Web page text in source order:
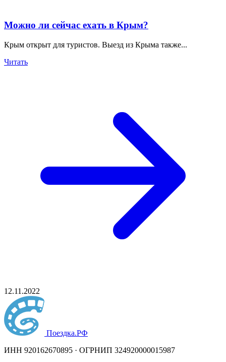
Можно ли сейчас ехать в Крым?
Крым открыт для туристов. Выезд из Крыма также...
Читать
12.11.2022
Поездка.РФ
ИНН 920162670895 · ОГРНИП 324920000015987